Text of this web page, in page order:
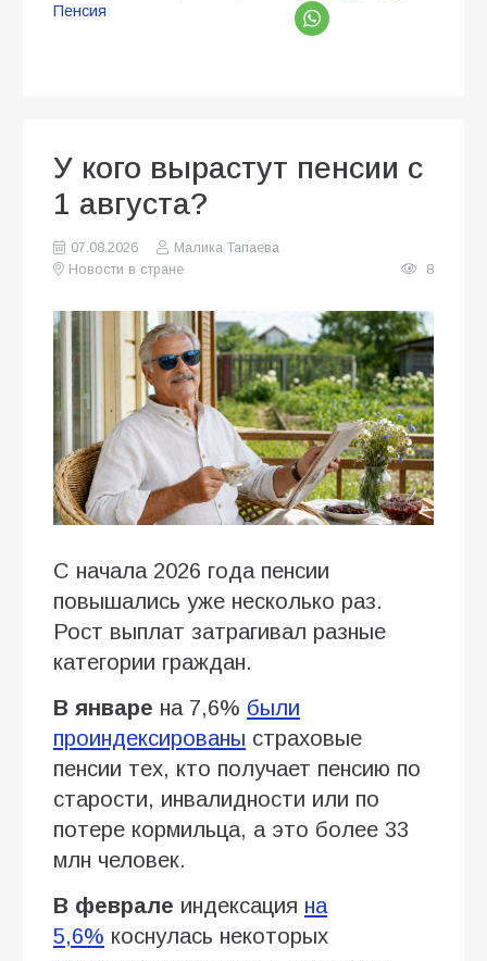
Пенсия
У кого вырастут пенсии с
1 августа?
07.08.2026
Малика Тапаева
Новости в стране
8
С начала 2026 года пенсии
повышались уже несколько раз.
Рост выплат затрагивал разные
категории граждан.
В январе на 7,6% были
проиндексированы страховые
пенсии тех, кто получает пенсию по
старости, инвалидности или по
потере кормильца, а это более 33
млн человек.
В феврале индексация на
5,6% коснулась некоторых